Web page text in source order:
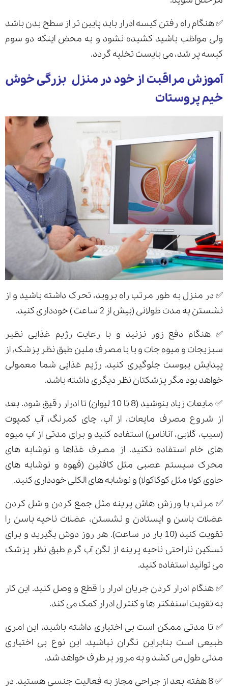
✅ هنگام راه رفتن کیسه ادرار باید پایین تر از سطح بدن باشد
ولی مواظب باشید کشیده نشود و به محض اینکه دو سوم
کیسه پر شد، می بایست تخلیه گردد.
آموزش مراقبت از خود در منزل بزرگی خوش
خیم پروستات
✅ در منزل به طور مرتب راه بروید، تحرک داشته باشید و از
نشستن به مدت طولانی (بیش از 2 ساعت ) خودداری کنید.
✅ هنگام دفع زور نزنید و با رعایت رژیم غذایی نظیر
سبزیجات و میوه جات و یا با مصرف ملین طبق نظر پزشک، از
پیدایش یبوست جلوگیری کنید. رژیم غذایی شما معمولی
خواهد بود مگر پزشکتان نظر دیگری داشته باشد.
✅ مایعات زیاد بنوشید (8 تا 10 لیوان) تا ادرار رقیق شود. بعد
از شروع مصرف مایعات، از آب، چای کمرنگ، آب کمپوت
(سیب، گلابی، آناناس) استفاده کنید و برای مدتی از آب میوه
های خام استفاده نکنید. از مصرف غذاها و نوشابه های
محرک سیستم عصبی مثل کافئین (قهوه و نوشابه های
حاوی کولا مثل کوکاکولا) و نوشابه های الکلی خودداری کنید.
✅ مرتب با ورزش هاش پرینه مثل جمع کردن و شل کردن
عضلات باسن و ایستادن و نشستن، عضلات ناحیه باسن را
تقویت کنید (10 بار در ساعت). هر روز دوش بگیرید و برای
تسکین ناراحتی ناحیه پرینه از لگن آب گرم طبق نظر پزشک
می توانید استفاده کنید.
✅ هنگام ادرار کردن جریان ادرار را قطع و وصل کنید. این کار
به تقویت اسنفکتر ها و کنترل ادرار کمک می کند.
✅ تا مدتی ممکن است بی اختیاری داشته باشید، این امری
طبیعی است بنابراین نگران نباشید. این نوع بی اختیاری
مدتی طول می کشد و به مرور برطرف خواهد شد.
✅ 8 هفته بعد از جراحی مجاز به فعالیت جنسی هستید. در